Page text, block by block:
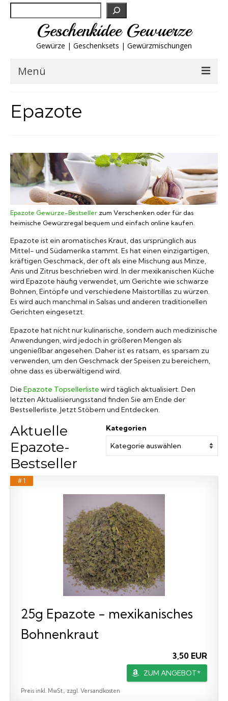
Geschenkidee Gewuerze
Gewürze | Geschenksets | Gewürzmischungen
Menü
Gewürzgläser
Gewürzregal
Grillgewürze
Marken A-Z
Mörser
Bücher
Epazote
Epazote Gewürze-Bestseller zum Verschenken oder für das
heimische Gewürzregal bequem und einfach online kaufen.
Epazote ist ein aromatisches Kraut, das ursprünglich aus
Mittel- und Südamerika stammt. Es hat einen einzigartigen,
kräftigen Geschmack, der oft als eine Mischung aus Minze,
Anis und Zitrus beschrieben wird. In der mexikanischen Küche
wird Epazote häufig verwendet, um Gerichte wie schwarze
Bohnen, Eintöpfe und verschiedene Maistortillas zu würzen.
Es wird auch manchmal in Salsas und anderen traditionellen
Gerichten eingesetzt.
Epazote hat nicht nur kulinarische, sondern auch medizinische
Anwendungen, wird jedoch in größeren Mengen als
ungenießbar angesehen. Daher ist es ratsam, es sparsam zu
verwenden, um den Geschmack der Speisen zu bereichern,
ohne dass es überwältigend wird.
Die Epazote Topsellerliste wird täglich aktualisiert. Den
letzten Aktualisierungsstand finden Sie am Ende der
Bestsellerliste. Jetzt Stöbern und Entdecken.
Kategorien
Aktuelle
Epazote-
Bestseller
# 1
25g Epazote - mexikanisches
Bohnenkraut
3,50 EUR
ZUM ANGEBOT*
Preis inkl. MwSt., zzgl. Versandkosten